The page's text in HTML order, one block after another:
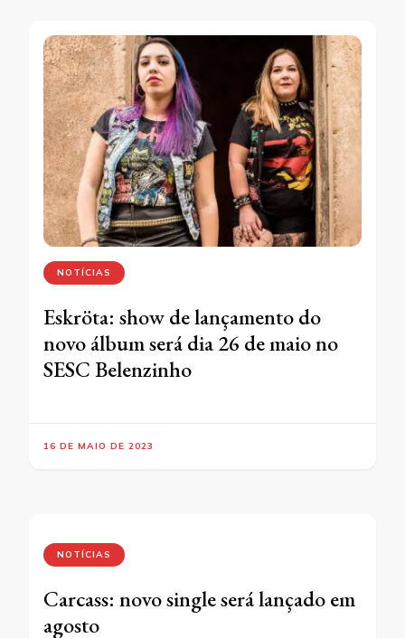
NOTÍCIAS
Eskröta: show de lançamento do
novo álbum será dia 26 de maio no
SESC Belenzinho
16 DE MAIO DE 2023
NOTÍCIAS
Carcass: novo single será lançado em
agosto